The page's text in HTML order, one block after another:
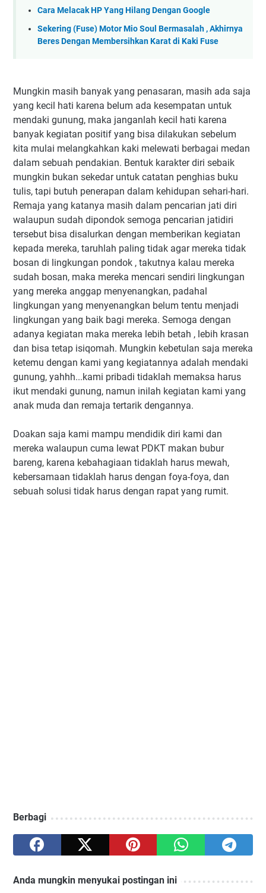
Cara Melacak HP Yang Hilang Dengan Google
Sekering (Fuse) Motor Mio Soul Bermasalah , Akhirnya
Beres Dengan Membersihkan Karat di Kaki Fuse
Mungkin masih banyak yang penasaran, masih ada saja
yang kecil hati karena belum ada kesempatan untuk
mendaki gunung, maka janganlah kecil hati karena
banyak kegiatan positif yang bisa dilakukan sebelum
kita mulai melangkahkan kaki melewati berbagai medan
dalam sebuah pendakian. Bentuk karakter diri sebaik
mungkin bukan sekedar untuk catatan penghias buku
tulis, tapi butuh penerapan dalam kehidupan sehari-hari.
Remaja yang katanya masih dalam pencarian jati diri
walaupun sudah dipondok semoga pencarian jatidiri
tersebut bisa disalurkan dengan memberikan kegiatan
kepada mereka, taruhlah paling tidak agar mereka tidak
bosan di lingkungan pondok , takutnya kalau mereka
sudah bosan, maka mereka mencari sendiri lingkungan
yang mereka anggap menyenangkan, padahal
lingkungan yang menyenangkan belum tentu menjadi
lingkungan yang baik bagi mereka. Semoga dengan
adanya kegiatan maka mereka lebih betah , lebih krasan
dan bisa tetap isiqomah. Mungkin kebetulan saja mereka
ketemu dengan kami yang kegiatannya adalah mendaki
gunung, yahhh...kami pribadi tidaklah memaksa harus
ikut mendaki gunung, namun inilah kegiatan kami yang
anak muda dan remaja tertarik dengannya.
Doakan saja kami mampu mendidik diri kami dan
mereka walaupun cuma lewat PDKT makan bubur
bareng, karena kebahagiaan tidaklah harus mewah,
kebersamaan tidaklah harus dengan foya-foya, dan
sebuah solusi tidak harus dengan rapat yang rumit.
Berbagi
Anda mungkin menyukai postingan ini